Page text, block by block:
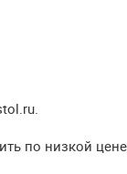
по низкой